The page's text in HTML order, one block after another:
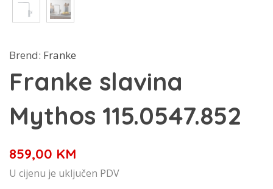
Brend: Franke
Franke slavina
Mythos 115.0547.852
859,00 KM
U cijenu je uključen PDV